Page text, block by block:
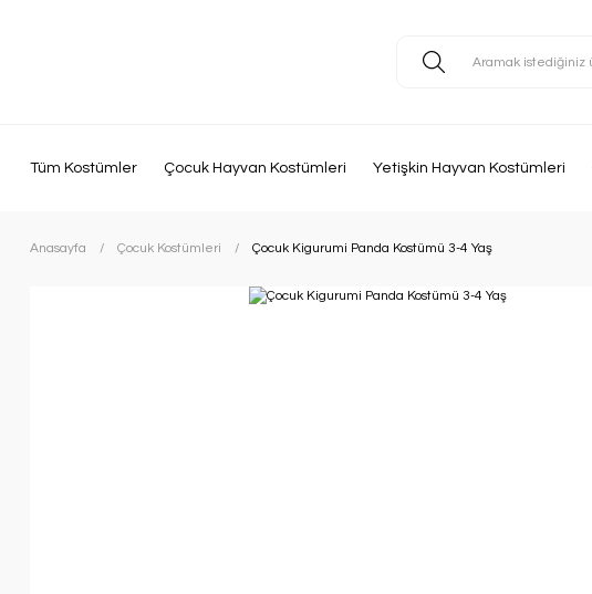
Tüm Kostümler Çocuk Hayvan Kostümleri Yetişkin Hayvan Kostümleri
Anasayfa Çocuk Kostümleri Çocuk Kigurumi Panda Kostümü 3-4 Yaş